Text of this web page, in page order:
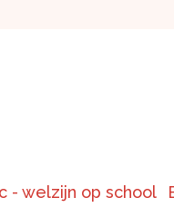
- welzijn op school